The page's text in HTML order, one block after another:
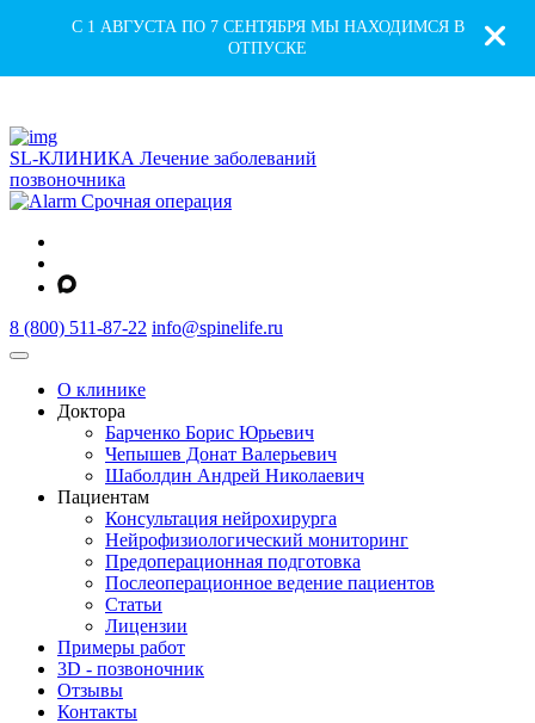
С 1 АВГУСТА ПО 7 СЕНТЯБРЯ МЫ НАХОДИМСЯ В
ОТПУСКЕ
SL-КЛИНИКА Лечение заболеваний
позвоночника
Срочная операция
8 (800) 511-87-22 info@spinelife.ru
О клинике
Доктора
Барченко Борис Юрьевич
Чепышев Донат Валерьевич
Шаболдин Андрей Николаевич
Пациентам
Консультация нейрохирурга
Нейрофизиологический мониторинг
Предоперационная подготовка
Послеоперационное ведение пациентов
Статьи
Лицензии
Примеры работ
3D - позвоночник
Отзывы
Контакты